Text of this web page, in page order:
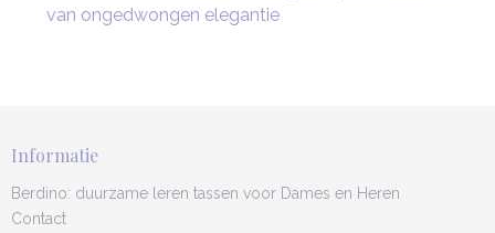
van ongedwongen elegantie
Informatie
Berdino: duurzame leren tassen voor Dames en Heren
Contact